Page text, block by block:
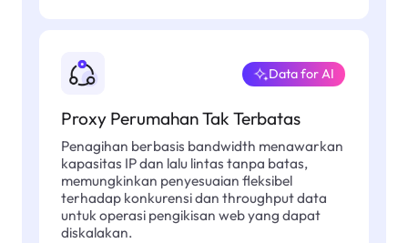
Proxy Perumahan Tak Terbatas
Data for AI
Penagihan berbasis bandwidth menawarkan
kapasitas IP dan lalu lintas tanpa batas,
memungkinkan penyesuaian fleksibel
terhadap konkurensi dan throughput data
untuk operasi pengikisan web yang dapat
diskalakan.